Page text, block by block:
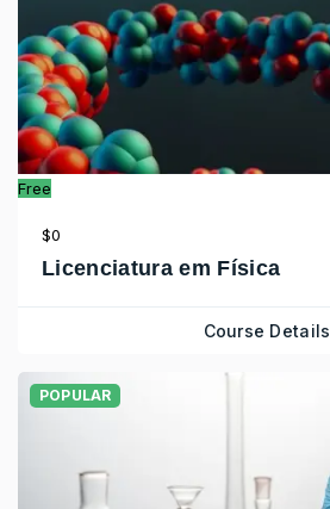
Free
$0
Licenciatura em Física
Course Details
POPULAR